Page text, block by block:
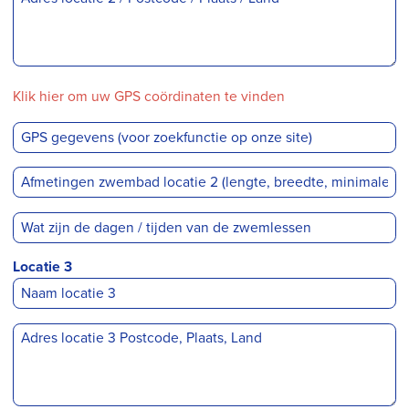
Klik hier om uw GPS coördinaten te vinden
Locatie 3